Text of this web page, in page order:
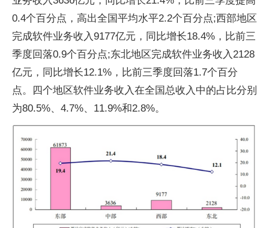
0.4个百分点，高出全国平均水平2.2个百分点;西部地区
完成软件业务收入9177亿元，同比增长18.4%，比前三
季度回落0.9个百分点;东北地区完成软件业务收入2128
亿元，同比增长12.1%，比前三季度回落1.7个百分
点。四个地区软件业务收入在全国总收入中的占比分别
为80.5%、4.7%、11.9%和2.8%。